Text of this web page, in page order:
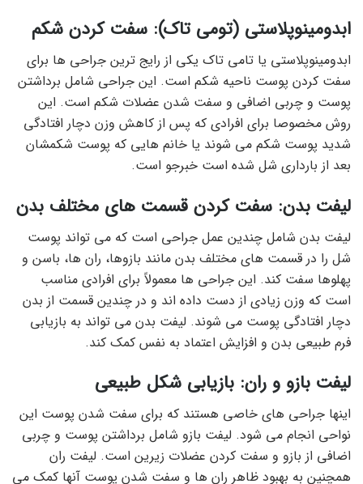
ابدومینوپلاستی (تومی تاک): سفت کردن شکم
ابدومینوپلاستی یا تامی تاک یکی از رایج ترین جراحی ها برای
سفت کردن پوست ناحیه شکم است. این جراحی شامل برداشتن
پوست و چربی اضافی و سفت شدن عضلات شکم است. این
روش مخصوصا برای افرادی که پس از کاهش وزن دچار افتادگی
شدید پوست شکم می شوند یا خانم هایی که پوست شکمشان
بعد از بارداری شل شده است خبرجو است.
لیفت بدن: سفت کردن قسمت های مختلف بدن
لیفت بدن شامل چندین عمل جراحی است که می تواند پوست
شل را در قسمت های مختلف بدن مانند بازوها، ران ها، باسن و
پهلوها سفت کند. این جراحی ها معمولاً برای افرادی مناسب
است که وزن زیادی از دست داده اند و در چندین قسمت از بدن
دچار افتادگی پوست می شوند. لیفت بدن می تواند به بازیابی
فرم طبیعی بدن و افزایش اعتماد به نفس کمک کند.
لیفت بازو و ران: بازیابی شکل طبیعی
اینها جراحی های خاصی هستند که برای سفت شدن پوست این
نواحی انجام می شود. لیفت بازو شامل برداشتن پوست و چربی
اضافی از بازو و سفت کردن عضلات زیرین است. لیفت ران
همچنین به بهبود ظاهر ران ها و سفت شدن پوست آنها کمک می